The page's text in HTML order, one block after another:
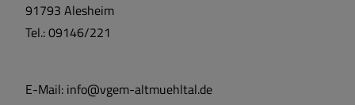
91793 Alesheim
Tel.: 09146/221
E-Mail: info@vgem-altmuehltal.de